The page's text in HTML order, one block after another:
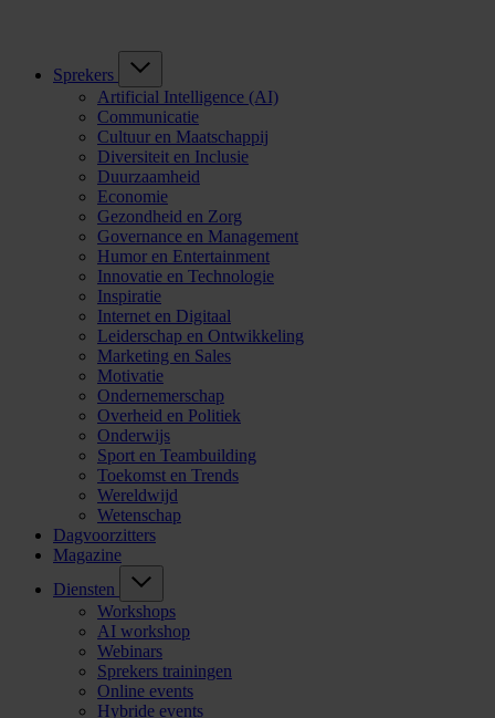
Sprekers
Artificial Intelligence (AI)
Communicatie
Cultuur en Maatschappij
Diversiteit en Inclusie
Duurzaamheid
Economie
Gezondheid en Zorg
Governance en Management
Humor en Entertainment
Innovatie en Technologie
Inspiratie
Internet en Digitaal
Leiderschap en Ontwikkeling
Marketing en Sales
Motivatie
Ondernemerschap
Overheid en Politiek
Onderwijs
Sport en Teambuilding
Toekomst en Trends
Wereldwijd
Wetenschap
Dagvoorzitters
Magazine
Diensten
Workshops
AI workshop
Webinars
Sprekers trainingen
Online events
Hybride events